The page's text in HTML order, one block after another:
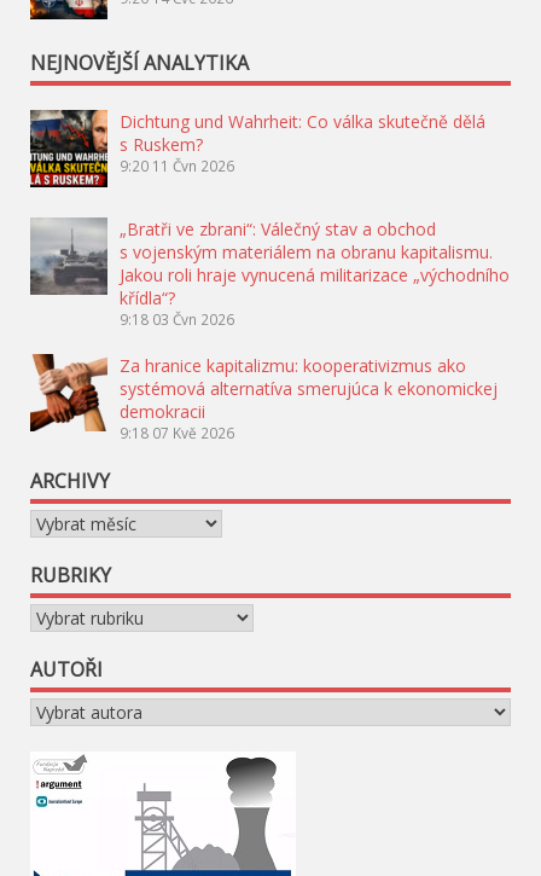
NEJNOVĚJŠÍ ANALYTIKA
Dichtung und Wahrheit: Co válka skutečně dělá
s Ruskem?
9:20 11 Čvn 2026
„Bratři ve zbrani“: Válečný stav a obchod
s vojenským materiálem na obranu kapitalismu.
Jakou roli hraje vynucená militarizace „východního
křídla“?
9:18 03 Čvn 2026
Za hranice kapitalizmu: kooperativizmus ako
systémová alternatíva smerujúca k ekonomickej
demokracii
9:18 07 Kvě 2026
ARCHIVY
Archivy
RUBRIKY
Rubriky
AUTOŘI